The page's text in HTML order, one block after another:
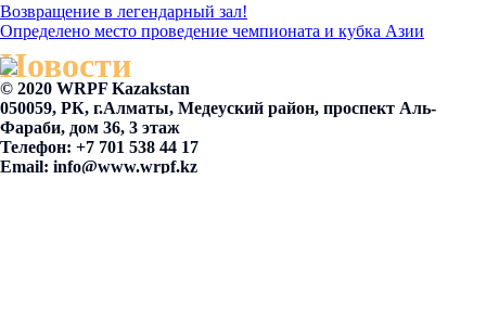
Новости
Возвращение в легендарный зал!
Определено место проведение чемпионата и кубка Азии
© 2020 WRPF Kazakstan
050059, РК, г.Алматы, Медеуский район, проспект Аль-
Фараби, дом 36, 3 этаж
Телефон: +7 701 538 44 17
Email: info@www.wrpf.kz